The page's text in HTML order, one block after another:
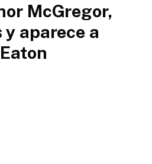
McGregor,
y aparece a